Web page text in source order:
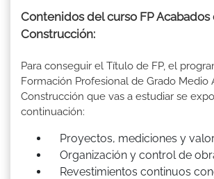
Contenidos del curso FP Acabados
Construcción:
Para conseguir el Título de FP, el
Formación Profesional de Grado Medio
Construcción que vas a estudiar se
continuación:
Proyectos, mediciones y
Organización y control de
Revestimientos continuos